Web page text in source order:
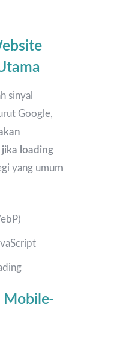
sinyal
Google,
loading
yang umum